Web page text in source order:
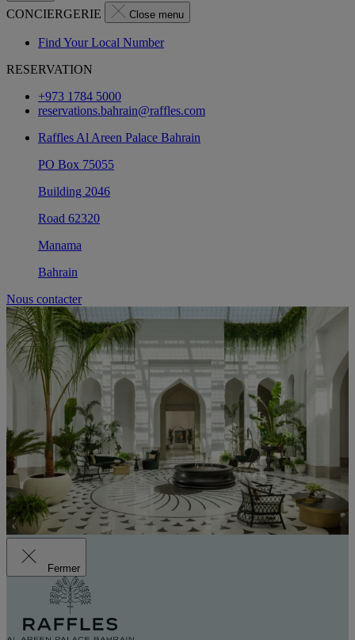
CONCIERGERIE Close menu
Find Your Local Number
RESERVATION
+973 1784 5000
reservations.bahrain@raffles.com
Raffles Al Areen Palace Bahrain
PO Box 75055
Building 2046
Road 62320
Manama
Bahrain
Nous contacter
Fermer